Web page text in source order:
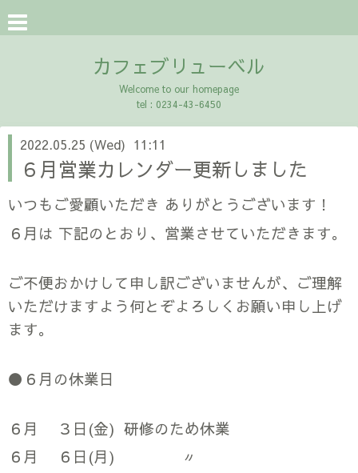
カフェブリューベル
Welcome to our homepage
tel : 0234-43-6450
2022.05.25 (Wed) 11:11
６月営業カレンダー更新しました
いつもご愛顧いただき ありがとうございます！
６月は 下記のとおり、営業させていただきます。
ご不便おかけして申し訳ございませんが、ご理解
いただけますよう何とぞよろしくお願い申し上げ
ます。
⚫６月の休業日
６月 ３日(金) 研修のため休業
６月 ６日(月) 〃